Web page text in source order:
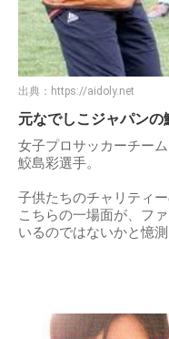
出典： https://aidoly.net
元なでしこジャパンの
女子プロサッカーチー
鮫島彩選手。
子供たちのチャリティ
こちらの一場面が、フ
いるのではないかと憶